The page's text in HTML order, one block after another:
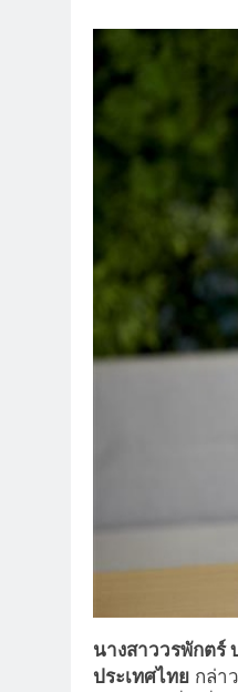
นางสาววรพักตร์
ประเทศไทย กล่า